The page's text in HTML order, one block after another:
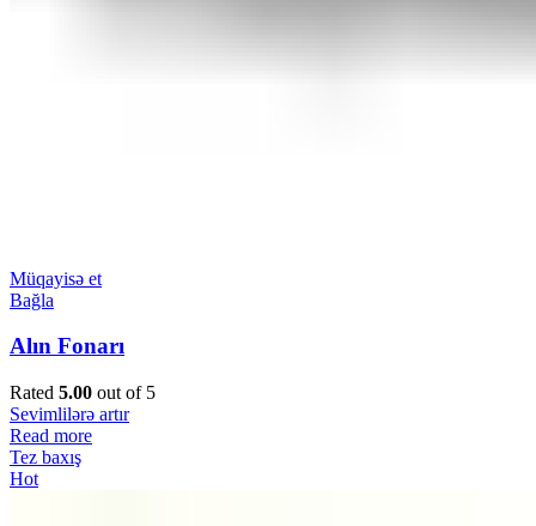
Müqayisə et
Bağla
Alın Fonarı
Rated 5.00 out of 5
Sevimlilərə artır
Read more
Tez baxış
Hot